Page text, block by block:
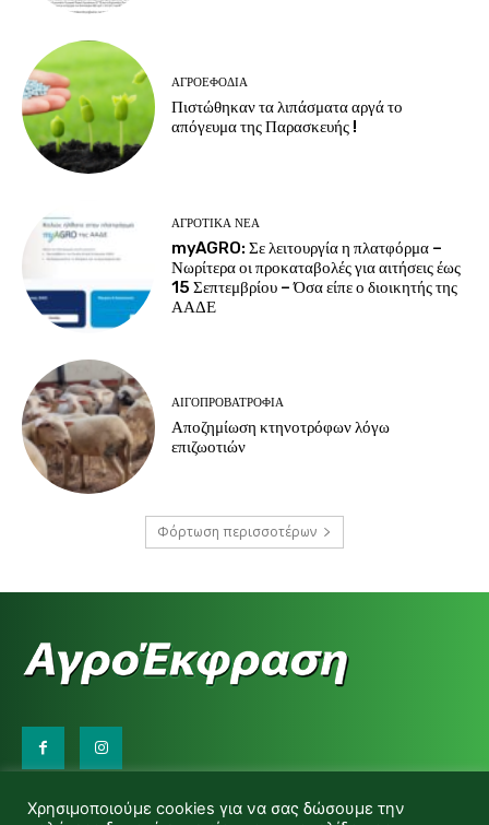
ΑΓΡΟΕΦΌΔΙΑ
Πιστώθηκαν τα λιπάσματα αργά το
απόγευμα της Παρασκευής !
ΑΓΡΟΤΙΚΆ ΝΈΑ
myAGRO: Σε λειτουργία η πλατφόρμα –
Νωρίτερα οι προκαταβολές για αιτήσεις έως
15 Σεπτεμβρίου – Όσα είπε ο διοικητής της
ΑΑΔΕ
ΑΙΓΟΠΡΟΒΑΤΡΟΦΊΑ
Αποζημίωση κτηνοτρόφων λόγω
επιζωοτιών
Φόρτωση περισσοτέρων
d.makas@yahoo.gr
Χρησιμοποιούμε cookies για να σας δώσουμε την